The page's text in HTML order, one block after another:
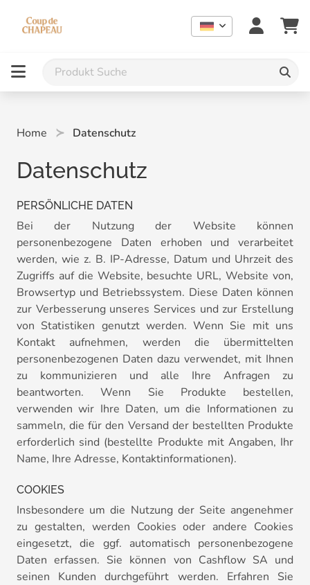
Home Datenschutz
Datenschutz
PERSÖNLICHE DATEN
Bei der Nutzung der Website können
personenbezogene Daten erhoben und verarbeitet
werden, wie z. B. IP-Adresse, Datum und Uhrzeit des
Zugriffs auf die Website, besuchte URL, Website von,
Browsertyp und Betriebssystem. Diese Daten können
zur Verbesserung unseres Services und zur Erstellung
von Statistiken genutzt werden. Wenn Sie mit uns
Kontakt aufnehmen, werden die übermittelten
personenbezogenen Daten dazu verwendet, mit Ihnen
zu kommunizieren und alle Ihre Anfragen zu
beantworten. Wenn Sie Produkte bestellen,
verwenden wir Ihre Daten, um die Informationen zu
sammeln, die für den Versand der bestellten Produkte
erforderlich sind (bestellte Produkte mit Angaben, Ihr
Name, Ihre Adresse, Kontaktinformationen).
COOKIES
Insbesondere um die Nutzung der Seite angenehmer
zu gestalten, werden Cookies oder andere Cookies
eingesetzt, die ggf. automatisch personenbezogene
Daten erfassen. Sie können von Cashflow SA und
seinen Kunden durchgeführt werden. Erfahren Sie